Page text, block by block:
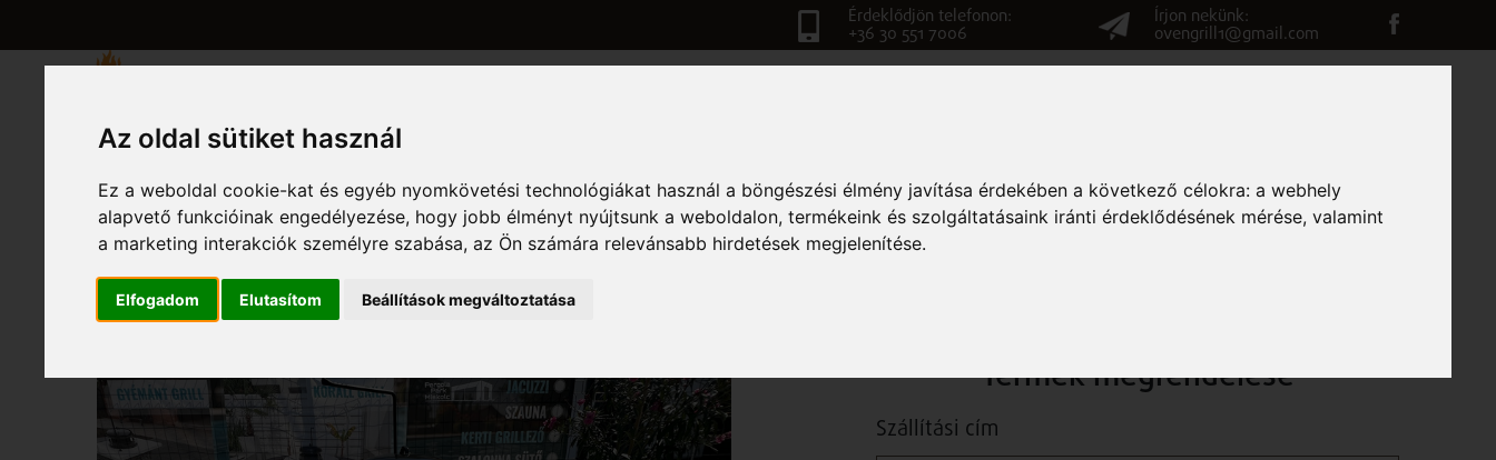
Az oldal sütiket használ
Ez a weboldal cookie-kat és egyéb nyomkövetési technológiákat használ a böngészési élmény javítása érdekében a következő célokra:a webhely
alapvető funkcióinak engedélyezése, hogy jobb élményt nyújtsunk a weboldalon,termékeink és szolgáltatásaink iránti érdeklődésének mérése, valamint
a marketing interakciók személyre szabása,az Ön számára relevánsabb hirdetések megjelenítése.
Elfogadom Elutasítom Beállítások megváltoztatása
Érdeklődjön telefonon:
+36 30 551 7006
Írjon nekünk:
ovengrill1@gmail.com
RUBIN GRILL 100
Termék megrendelése
Szállítási cím